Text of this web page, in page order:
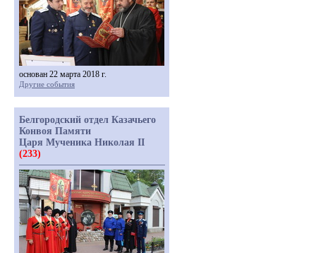
основан 22 марта 2018 г.
Другие события
Белгородский отдел Казачьего
Конвоя Памяти
Царя Мученика Николая II
(233)